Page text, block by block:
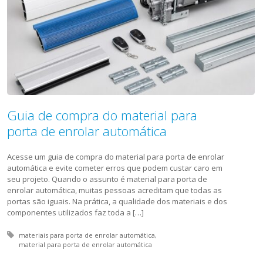
Guia de compra do material para
porta de enrolar automática
Acesse um guia de compra do material para porta de enrolar
automática e evite cometer erros que podem custar caro em
seu projeto. Quando o assunto é material para porta de
enrolar automática, muitas pessoas acreditam que todas as
portas são iguais. Na prática, a qualidade dos materiais e dos
componentes utilizados faz toda a […]
Tagged with:
materiais para porta de enrolar automática
material para porta de enrolar automática